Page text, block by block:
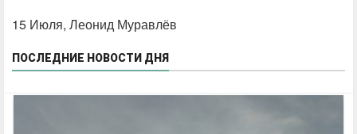
15 Июля, Леонид Муравлёв
ПОСЛЕДНИЕ НОВОСТИ ДНЯ